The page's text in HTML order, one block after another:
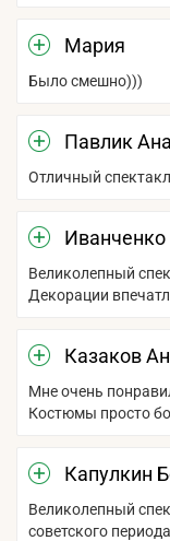
Мария
Было смешно)))
Павлик
Отличный
Иванченко
Великолепный
Декорации
Казаков
Мне очень
Костюмы просто
Капулкин
Великолепный
советского